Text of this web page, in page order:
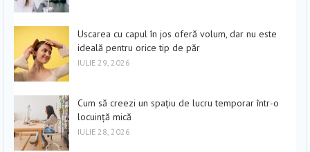
Uscarea cu capul în jos oferă volum, dar nu este
ideală pentru orice tip de păr
IULIE 29, 2026
Cum să creezi un spațiu de lucru temporar într-o
locuință mică
IULIE 28, 2026